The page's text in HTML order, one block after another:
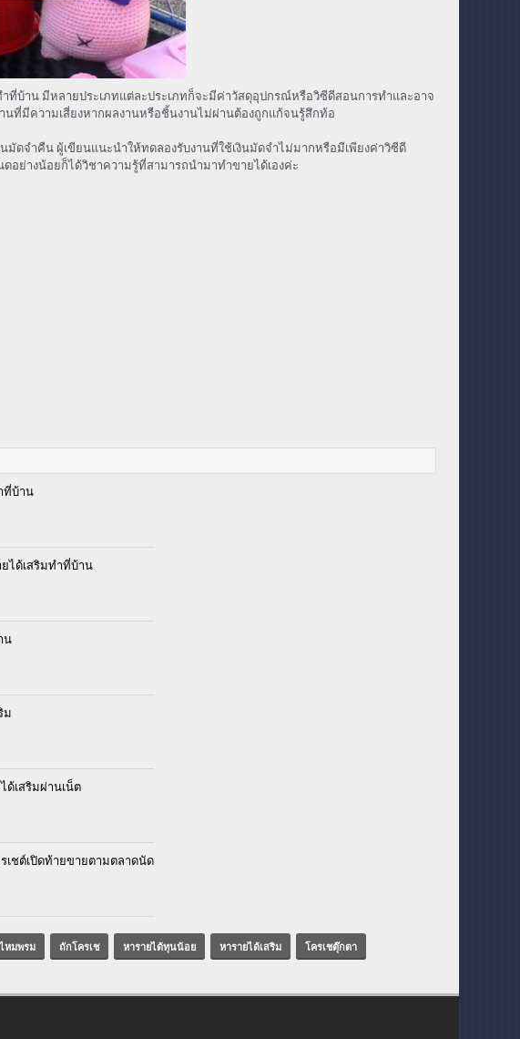
ที่บ้าน มีหลายประเภทแต่ละประเภทก็จะมีค่าวัสดุอุปกรณ์หรือวิซีดีสอนการทำและอาจ
นที่มีความเสี่ยงหากผลงานหรือชิ้นงานไม่ผ่านต้องถูกแก้จนรู้สึกท้อ
ดจำคืน ผู้เขียนแนะนำให้ทดลองรับงานที่ใช้เงินมัดจำไม่มากหรือมีเพียงค่าวิซีดี
อย่างน้อยก็ได้วิชาความรู้ที่สามารถนำมาทำขายได้เองค่ะ
ที่บ้าน
ยได้เสริมทำที่บ้าน
น
ม
ด้เสริมผ่านเน็ต
ชต์เปิดท้ายขายตามตลาดนัด
หมพรม ถักโครเช หารายได้ทุนน้อย หารายได้เสริม โครเชตุ๊กตา